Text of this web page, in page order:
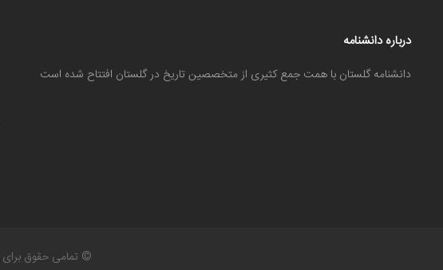
درباره دانشنامه
دانشنامه گلستان با همت جمع کثیری از متخصصین تاریخ در گلستان افتتاح شده است
© تمامی حقوق برای